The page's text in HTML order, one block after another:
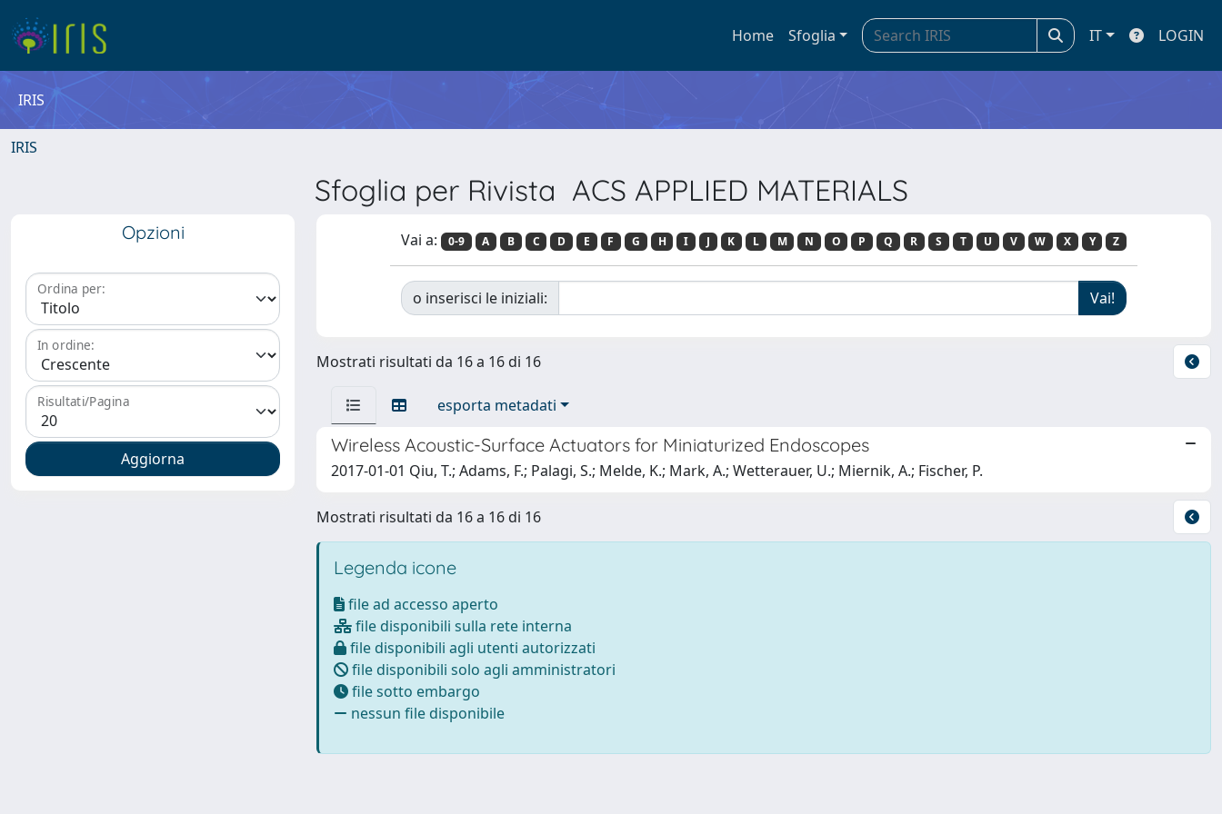
Home Sfoglia IT LOGIN
IRIS
IRIS
Sfoglia per Rivista ACS APPLIED MATERIALS
Opzioni
Ordina per:
In ordine:
Risultati/Pagina
Vai a: 0-9 A B C D E F G H I J K L M N O P Q R S T U V W X Y Z
o inserisci le iniziali:
Mostrati risultati da 16 a 16 di 16
esporta metadati
Wireless Acoustic-Surface Actuators for Miniaturized Endoscopes
2017-01-01 Qiu, T.; Adams, F.; Palagi, S.; Melde, K.; Mark, A.; Wetterauer, U.; Miernik, A.; Fischer, P.
Mostrati risultati da 16 a 16 di 16
Legenda icone
file ad accesso aperto
file disponibili sulla rete interna
file disponibili agli utenti autorizzati
file disponibili solo agli amministratori
file sotto embargo
nessun file disponibile